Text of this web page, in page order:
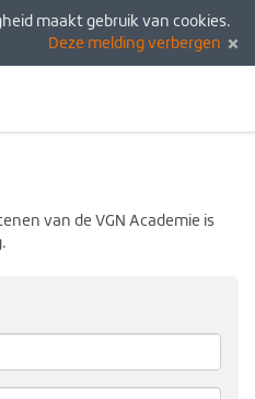
maakt gebruik van cookies.
Deze melding verbergen
van de VGN Academie is